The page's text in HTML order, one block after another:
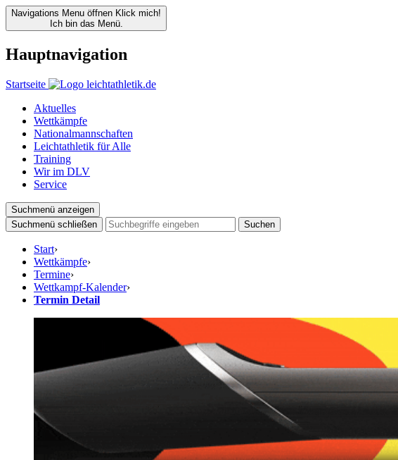
Navigations Menu öffnen Klick mich!
Ich bin das Menü.
Hauptnavigation
Startseite
Aktuelles
Wettkämpfe
Nationalmannschaften
Leichtathletik für Alle
Training
Wir im DLV
Service
Suchmenü anzeigen
Suchmenü schließen
Suchen
Start›
Wettkämpfe›
Termine›
Wettkampf-Kalender›
Termin Detail